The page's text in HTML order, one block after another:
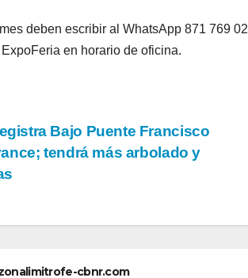
deben escribir al WhatsApp 871 769
en horario de oficina.
Bajo Puente Francisco
tendrá más arbolado y
cbnr.com